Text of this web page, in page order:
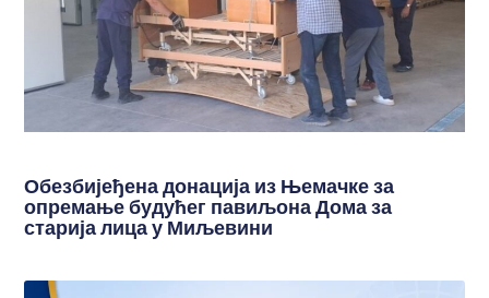
Обезбијеђена донација из Њемачке за
опремање будућег павиљона Дома за
старија лица у Миљевини